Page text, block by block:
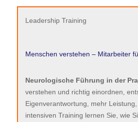
Leadership Training
Menschen verstehen – Mitarbeiter
Neurologische Führung in der
verstehen und richtig einordnen,
Eigenverantwortung, mehr
intensiven Training lernen Sie, wie